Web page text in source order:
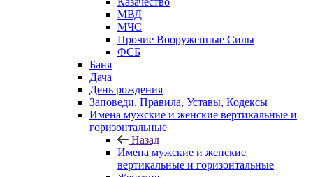
МВД
МЧС
Прочие Вооруженные Силы
ФСБ
Баня
Дача
День рождения
Заповеди, Правила, Уставы, Кодексы
Имена мужские и женские вертикальные и
горизонтальные
Назад
Имена мужские и женские
вертикальные и горизонтальные